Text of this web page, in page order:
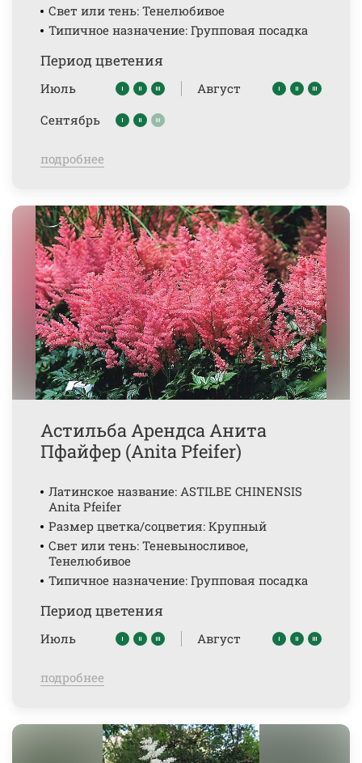
Свет или тень: Тенелюбивое
Типичное назначение: Групповая посадка
Период цветения
Июль
Август
Сентябрь
подробнее
Астильба Арендса Анита
Пфайфер (Anita Pfeifer)
Латинское название: ASTILBE CHINENSIS
Anita Pfeifer
Размер цветка/соцветия: Крупный
Свет или тень: Теневыносливое,
Тенелюбивое
Типичное назначение: Групповая посадка
Период цветения
Июль Август
подробнее